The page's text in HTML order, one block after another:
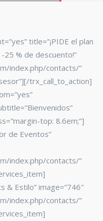
title=”¡PIDE el plan
% de descuento!”
index.php/contacts/”
trx_call_to_action]
top: 8.6em;”]
de Eventos”
index.php/contacts/”
& Estilo” image=”746″
index.php/contacts/”